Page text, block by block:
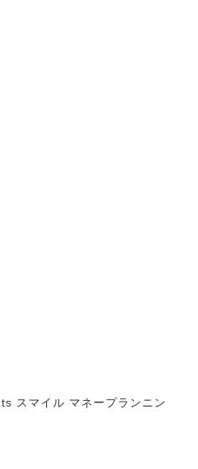
スマイル マネープランニン